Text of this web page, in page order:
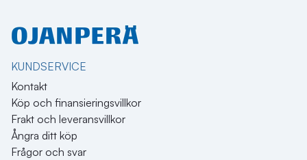
KUNDSERVICE
Kontakt
Köp och finansieringsvillkor
Frakt och leveransvillkor
Ångra ditt köp
Frågor och svar